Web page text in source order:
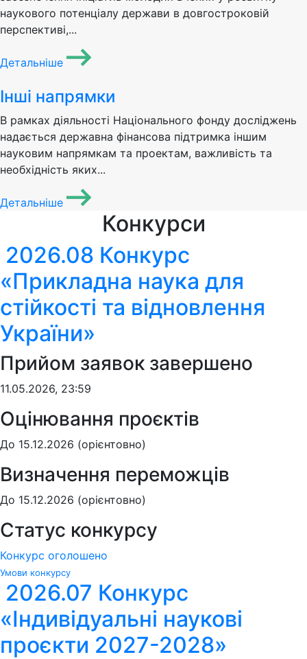
наукового потенціалу держави в довгостроковій
перспективі,...
Детальніше
Інші напрямки
В рамках діяльності Національного фонду досліджень
надається державна фінансова підтримка іншим
науковим напрямкам та проектам, важливість та
необхідність яких...
Детальніше
Конкурси
2026.08 Конкурс
«Прикладна наука для
стійкості та відновлення
України»
Прийом заявок завершено
11.05.2026, 23:59
Оцінювання проєктів
До 15.12.2026 (орієнтовно)
Визначення переможців
До 15.12.2026 (орієнтовно)
Статус конкурсу
Конкурс оголошено
Умови конкурсу
2026.07 Конкурс
«Індивідуальні наукові
проєкти 2027-2028»